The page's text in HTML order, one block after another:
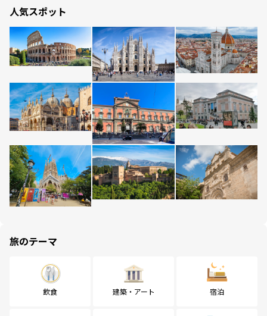
人気スポット
旅のテーマ
飲食 建築・アート 宿泊